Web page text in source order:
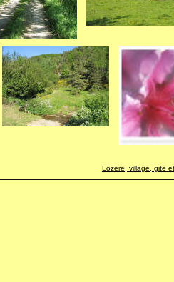
Lozere, village, gite